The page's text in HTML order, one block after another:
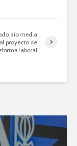
dio media
proyecto de
laboral